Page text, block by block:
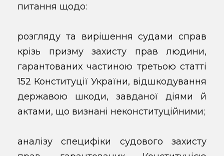
питання щодо:
розгляду та вирішення судами справ
крізь призму захисту прав людини,
гарантованих частиною третьою статті
152 Конституції України, відшкодування
державою шкоди, завданої діями й
актами, що визнані неконституційними;
аналізу специфіки судового захисту